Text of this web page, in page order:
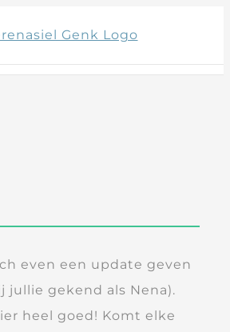
even een update geven
jullie gekend als Nena).
heel goed! Komt elke